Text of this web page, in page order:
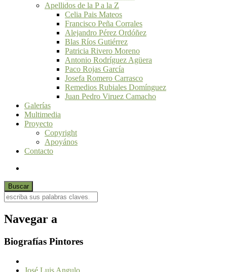
Apellidos de la P a la Z
Celia Pais Mateos
Francisco Peña Corrales
Alejandro Pérez Ordóñez
Blas Ríos Gutiérrez
Patricia Rivero Moreno
Antonio Rodríguez Agüera
Paco Rojas García
Josefa Romero Carrasco
Remedios Rubiales Domínguez
Juan Pedro Viruez Camacho
Galerías
Multimedia
Proyecto
Copyright
Apoyános
Contacto
Navegar a
Biografías Pintores
José Luis Angulo